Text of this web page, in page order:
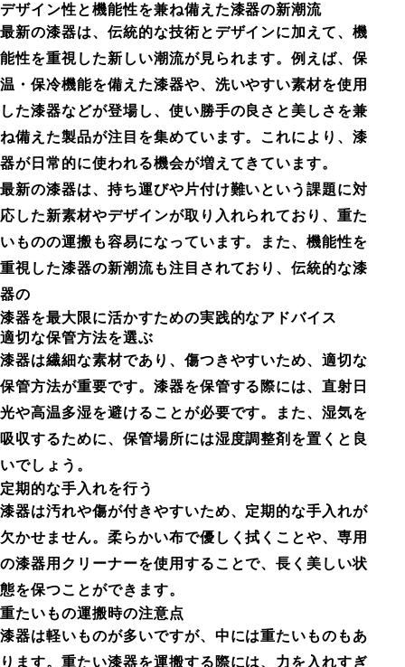
デザイン性と機能性を兼ね備えた漆器の新潮流
最新の漆器は、伝統的な技術とデザインに加えて、機
能性を重視した新しい潮流が見られます。例えば、保
温・保冷機能を備えた漆器や、洗いやすい素材を使用
した漆器などが登場し、使い勝手の良さと美しさを兼
ね備えた製品が注目を集めています。これにより、漆
器が日常的に使われる機会が増えてきています。
最新の漆器は、持ち運びや片付け難いという課題に対
応した新素材やデザインが取り入れられており、重た
いものの運搬も容易になっています。また、機能性を
重視した漆器の新潮流も注目されており、伝統的な漆
器の
漆器を最大限に活かすための実践的なアドバイス
適切な保管方法を選ぶ
漆器は繊細な素材であり、傷つきやすいため、適切な
保管方法が重要です。漆器を保管する際には、直射日
光や高温多湿を避けることが必要です。また、湿気を
吸収するために、保管場所には湿度調整剤を置くと良
いでしょう。
定期的な手入れを行う
漆器は汚れや傷が付きやすいため、定期的な手入れが
欠かせません。柔らかい布で優しく拭くことや、専用
の漆器用クリーナーを使用することで、長く美しい状
態を保つことができます。
重たいもの運搬時の注意点
漆器は軽いものが多いですが、中には重たいものもあ
ります。重たい漆器を運搬する際には、力を入れすぎ